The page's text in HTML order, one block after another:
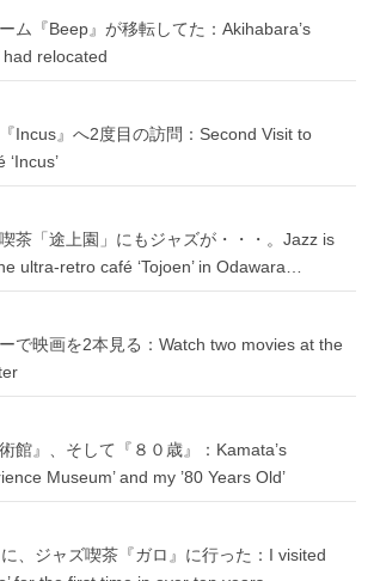
ム『Beep』が移転してた：Akihabara’s
had relocated
Incus』へ2度目の訪問：Second Visit to
‘Incus’
茶「途上園」にもジャズが・・・。Jazz is
ultra-retro café ‘Tojoen’ in Odawara…
で映画を2本見る：Watch two movies at the
館』、そして『８０歳』：Kamata’s
Museum’ and my ’80 Years Old’
、ジャズ喫茶『ガロ』に行った：I visited